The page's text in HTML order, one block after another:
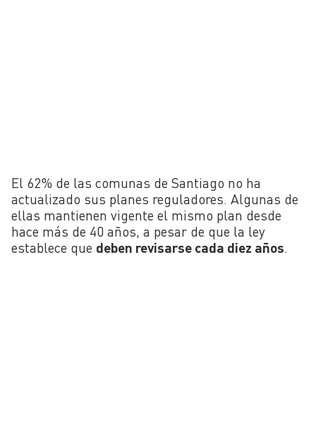
El 62% de las comunas de Santiago no ha
actualizado sus planes reguladores. Algunas de
ellas mantienen vigente el mismo plan desde
hace más de 40 años, a pesar de que la ley
establece que deben revisarse cada diez años